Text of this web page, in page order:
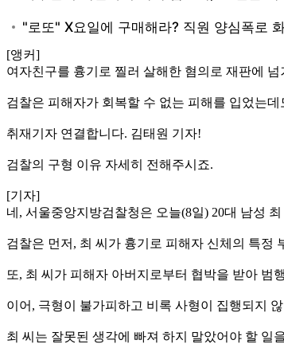
[앵커]
여자친구를 흉기로 찔러 살해한 혐의로 재판에
검찰은 피해자가 회복할 수 없는 피해를 입었는
취재기자 연결합니다. 김태원 기자!
검찰의 구형 이유 자세히 전해주시죠.
[기자]
네, 서울중앙지방검찰청은 오늘(8일) 20대 남성
검찰은 먼저, 최 씨가 흉기로 피해자 신체의 특정
또, 최 씨가 피해자 아버지로부터 협박을 받아 범
이어, 극형이 불가피하고 비록 사형이 집행되지
최 씨는 잘못된 생각에 빠져 하지 말았어야 할 일